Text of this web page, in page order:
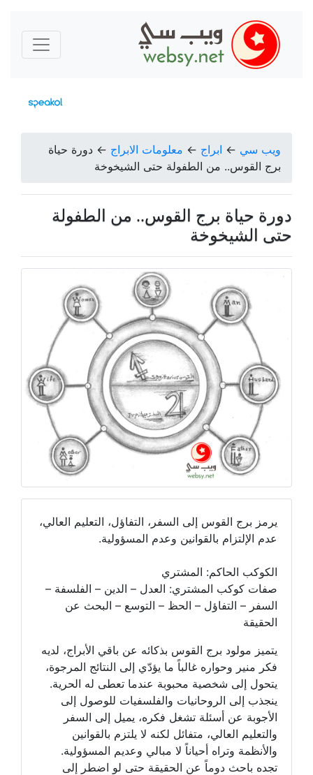
ويب سي ← ابراج ← معلومات الابراج ← دورة حياة
برج القوس.. من الطفولة حتى الشيخوخة
دورة حياة برج القوس.. من الطفولة
حتى الشيخوخة
يرمز برج القوس إلى السفر، التفاؤل، التعليم العالي،
عدم الإلتزام بالقوانين وعدم المسؤولية.
الكوكب الحاكم: المشتري
صفات كوكب المشتري: العدل – الدين – الفلسفة –
السفر – التفاؤل – الحظ – التوسع – البحث عن
الحقيقة
يتميز مولود برج القوس بذكائه عن باقي الأبراج، لديه
فكر منير وحواره غالباً ما يؤدّي إلى النتائج المرجوة،
يتحول إلى شخصية محبوبة عندما تعطى له الحرية.
ينجذب إلى الروحانيات والفلسفيات للوصول إلى
الأجوبة عن أسئلة تشغل فكره، يميل إلى السفر
والتعليم العالي، متفائل لكنه لا يلتزم بالقوانين
والأنظمة وتراه أحياناً لا مبالي وعديم المسؤولية.
تجده باحث دوماً عن الحقيقة حتى لو اضطر إلى